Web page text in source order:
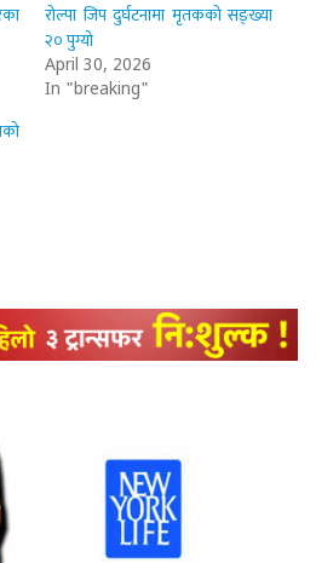
रोल्पा जिप दुर्घटनामा मृतकको सङ्ख्या
२० पुग्यो
April 30, 2026
In "breaking"